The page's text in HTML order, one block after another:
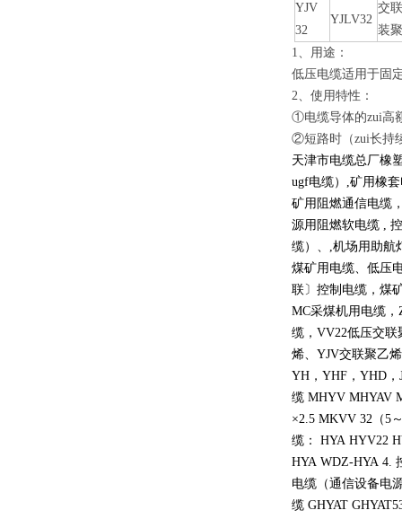
YJV
32
YJLV32
交
装
1、用途：
低压电缆适用于固
2、使用特性：
①电缆导体的zui高
②短路时（zui长持
天津市电缆总厂橡
ugf电缆）,矿用橡
矿用阻燃通信电缆
源用阻燃软电缆 ,
缆）、,机场用助航
煤矿用电缆、低压
联〕控制电缆，煤
MC采煤机用电缆
缆，VV22低压交
烯、YJV交联聚乙
YH，YHF，YHD
缆 MHYV MHYAV
×2.5 MKVV 32（5
缆： HYA HYV22
HYA WDZ-HYA 4.
电缆（通信设备电
缆 GHYAT